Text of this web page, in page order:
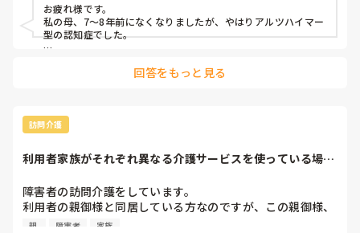
お疲れ様です。
私の母、7～8年前になくなりましたが、やはりアルツハイマー
型の認知症でした。
母のところに会いに行けず、みてあげることができませんでし
介護1や介護2のころのことを思い出すと、いつ家から出て行っ
ちゃうんだろうとか (実際、目を離した隙に何度が出ちゃった
ことありますけどね)病院に行ってここで待っててね。と言った
のにいなくなっちゃったり…
しっかりしてるようで、しっかりしていない。そんな母を見て
きたので、ちゅうかりょうりさんも、今、大変なんだなと思い
ながら読ませてもらいました。
回答をもっと見る
訪問介護
利用者家族がそれぞれ異なる介護サービスを使っている場合
障害者の訪問介護をしています。
利用者の親御様と同居している方なのですが、この親御様、
高齢の方で高齢者用のうちとは異なるべつの訪問介護を利用
親 障害者 家族